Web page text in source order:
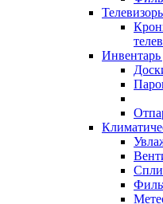
Инвентарь